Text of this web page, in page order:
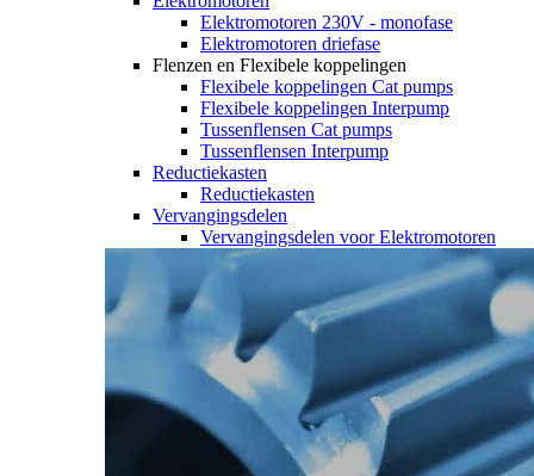
Elektromotoren 230V - monofase
Elektromotoren driefase
Flenzen en Flexibele koppelingen
Flexibele koppelingen Cat pumps
Flexibele koppelingen Interpump
Tussenflensen Cat pumps
Tussenflensen Interpump
Reductiekasten
Reductiekasten
Vervangingsdelen
Vervangingsdelen voor Elektromotoren